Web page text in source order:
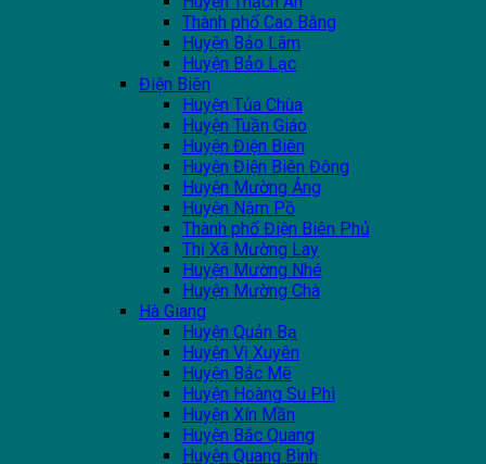
Thành phố Cao Bằng
Huyện Bảo Lâm
Huyện Bảo Lạc
Điện Biên
Huyện Tủa Chùa
Huyện Tuần Giáo
Huyện Điện Biên
Huyện Điện Biên Đông
Huyện Mường Ảng
Huyện Nậm Pồ
Thành phố Điện Biên Phủ
Thị Xã Mường Lay
Huyện Mường Nhé
Huyện Mường Chà
Hà Giang
Huyện Quản Bạ
Huyện Vị Xuyên
Huyện Bắc Mê
Huyện Hoàng Su Phì
Huyện Xín Mần
Huyện Bắc Quang
Huyện Quang Bình